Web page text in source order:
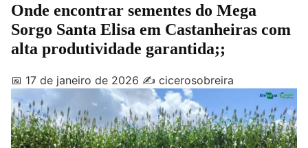
Onde encontrar sementes do Mega
Sorgo Santa Elisa em Castanheiras com
alta produtividade garantida;;
📅 17 de janeiro de 2026 ✍️ cicerosobreira